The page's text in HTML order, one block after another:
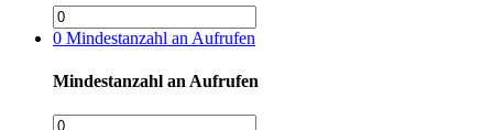
0 Mindestanzahl an Aufrufen
Mindestanzahl an Aufrufen